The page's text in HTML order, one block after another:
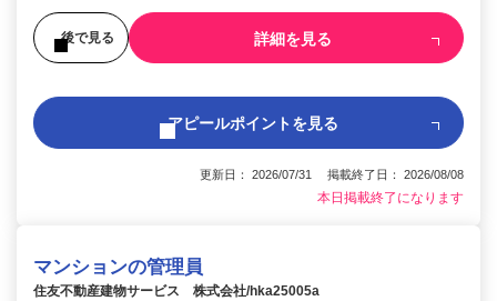
後で見る 詳細を見る
アピールポイントを見る
更新日： 2026/07/31 掲載終了日： 2026/08/08
本日掲載終了になります
マンションの管理員
住友不動産建物サービス 株式会社/hka25005a